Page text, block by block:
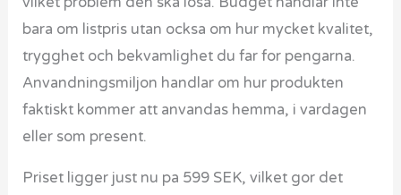
bara om listpris utan ocksa om hur mycket kvalitet,
trygghet och bekvamlighet du far for pengarna.
Anvandningsmiljon handlar om hur produkten
faktiskt kommer att anvandas hemma, i vardagen
eller som present.
Priset ligger just nu pa 599 SEK, vilket gor det